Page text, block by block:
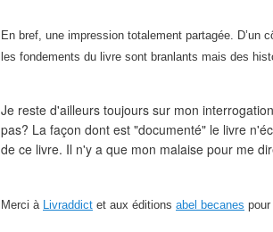
En bref, une impression totalement partagée. D’un
les fondements du livre sont branlants mais des
Je reste d'ailleurs toujours sur mon
pas? La façon dont est "documenté" le livre
de ce livre. Il n'y a que mon malaise pour me
Merci à Livraddict et aux éditions abel becanes